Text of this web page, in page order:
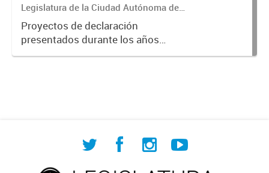
Legislatura de la Ciudad Autónoma de
Buenos Aires
Proyectos de declaración
presentados durante los años
parlamentarios 2019 y 2020